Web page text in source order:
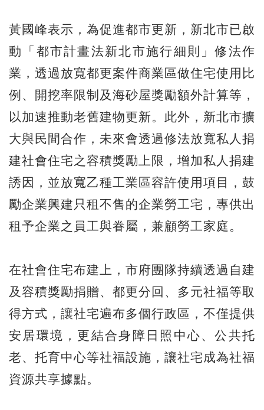
黃國峰表示，為促進都市更新，新北市已啟
動「都市計畫法新北市施行細則」修法作
業，透過放寬都更案件商業區做住宅使用比
例、開挖率限制及海砂屋獎勵額外計算等，
以加速推動老舊建物更新。此外，新北市擴
大與民間合作，未來會透過修法放寬私人捐
建社會住宅之容積獎勵上限，增加私人捐建
誘因，並放寬乙種工業區容許使用項目，鼓
勵企業興建只租不售的企業勞工宅，專供出
租予企業之員工與眷屬，兼顧勞工家庭。
在社會住宅布建上，市府團隊持續透過自建
及容積獎勵捐贈、都更分回、多元社福等取
得方式，讓社宅遍布多個行政區，不僅提供
安居環境，更結合身障日照中心、公共托
老、托育中心等社福設施，讓社宅成為社福
資源共享據點。